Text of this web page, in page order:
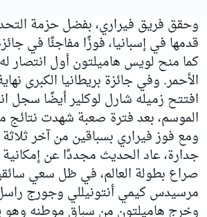
وحقق فريق فيراري، بفضل حزمة
قدمها في إسبانيا، فوزًا مفاجئًا في
كما منح لويس هاميلتون أول انتصار له
الأحمر. وفي جائزة بريطانيا الكبرى
افتتح زميله شارل لوكلير أيضًا سجل
الموسم، بعد فترة صعبة شهدت
ومع فوز فيراري بسباقين من آخر
جدارة، عاد الحديث مجددًا عن
صراع بطولة العالم، في ظل سعي
مرسيدس كيمي أنتونيللي وجورج